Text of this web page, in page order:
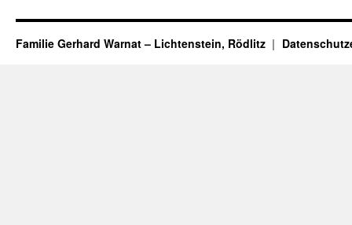
Familie Gerhard Warnat – Lichtenstein, Rödlitz